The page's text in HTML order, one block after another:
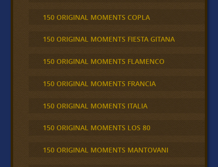
150 ORIGINAL MOMENTS COPLA
150 ORIGINAL MOMENTS FIESTA GITANA
150 ORIGINAL MOMENTS FLAMENCO
150 ORIGINAL MOMENTS FRANCIA
150 ORIGINAL MOMENTS ITALIA
150 ORIGINAL MOMENTS LOS 80
150 ORIGINAL MOMENTS MANTOVANI